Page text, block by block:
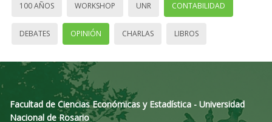
100 AÑOS WORKSHOP UNR CONTABILIDAD
DEBATES OPINIÓN CHARLAS LIBROS
Facultad de Ciencias Económicas y Estadística - Universidad
Nacional de Rosario